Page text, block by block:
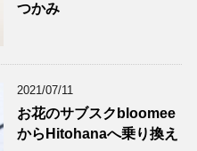
つかみ
2021/07/11
お花のサブスクbloomee
からHitohanaへ乗り換え